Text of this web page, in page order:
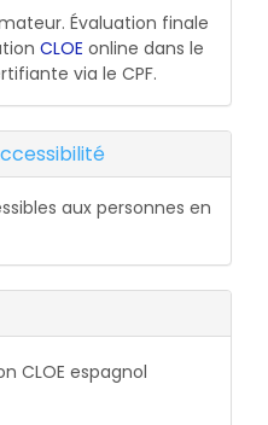
Évaluation finale
CLOE online dans le
via le CPF.
aux personnes en
CLOE espagnol